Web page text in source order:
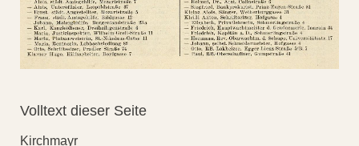
Volltext dieser Seite
Kirchmayr